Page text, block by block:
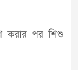
করার পর শিশু